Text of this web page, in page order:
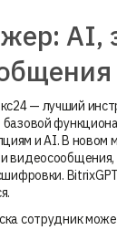
AI,
— лучший
и AI. В новом
видеосообщения,
сотрудник